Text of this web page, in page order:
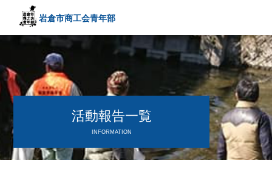
岩倉市商工会青年部
〒482－0042
愛知県岩倉市中本町西出口31-1
TEL:0587-66-3400
FAX:0587-66-3417
頑張る中小企業を応援します！
活動報告一覧
INFORMATION